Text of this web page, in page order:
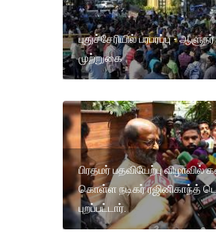
புதுச்சேரியில் பரபரப்பு -
முற்றுகை
பிரதமர் பதவியேற்பு விழாவில்
கொள்ள நடிகர் ரஜினிகாந்த்
புறப்பட்டார்.